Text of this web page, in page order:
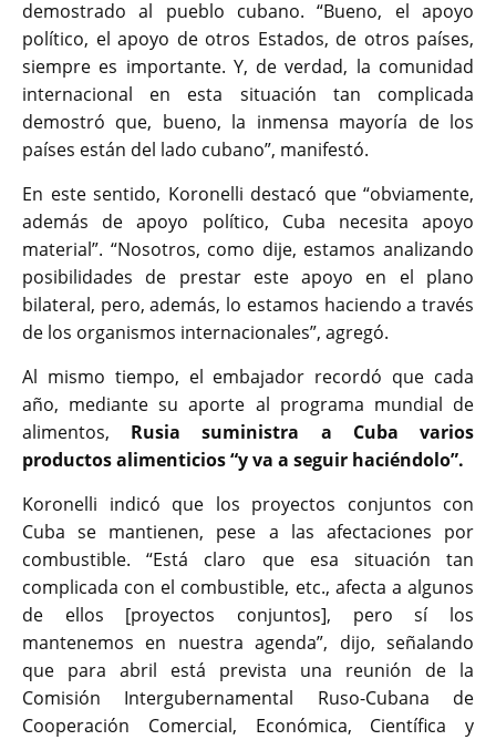
demostrado al pueblo cubano. “Bueno, el apoyo
político, el apoyo de otros Estados, de otros países,
siempre es importante. Y, de verdad, la comunidad
internacional en esta situación tan complicada
demostró que, bueno, la inmensa mayoría de los
países están del lado cubano”, manifestó.
En este sentido, Koronelli destacó que “obviamente,
además de apoyo político, Cuba necesita apoyo
material”. “Nosotros, como dije, estamos analizando
posibilidades de prestar este apoyo en el plano
bilateral, pero, además, lo estamos haciendo a través
de los organismos internacionales”, agregó.
Al mismo tiempo, el embajador recordó que cada
año, mediante su aporte al programa mundial de
alimentos, Rusia suministra a Cuba varios
productos alimenticios “y va a seguir haciéndolo”.
Koronelli indicó que los proyectos conjuntos con
Cuba se mantienen, pese a las afectaciones por
combustible. “Está claro que esa situación tan
complicada con el combustible, etc., afecta a algunos
de ellos [proyectos conjuntos], pero sí los
mantenemos en nuestra agenda”, dijo, señalando
que para abril está prevista una reunión de la
Comisión Intergubernamental Ruso-Cubana de
Cooperación Comercial, Económica, Científica y